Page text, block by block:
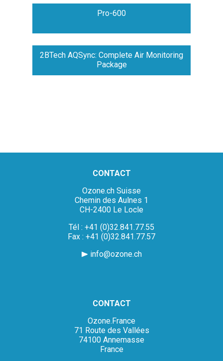
Pro-600
2BTech AQSync: Complete Air Monitoring
Package
CONTACT
Ozone.ch Suisse
Chemin des Aulnes 1
CH-2400 Le Locle
Tél : +41 (0)32.841.77.55
Fax : +41 (0)32.841.77.57
info@ozone.ch
CONTACT
Ozone.France
71 Route des Vallées
74100 Annemasse
France